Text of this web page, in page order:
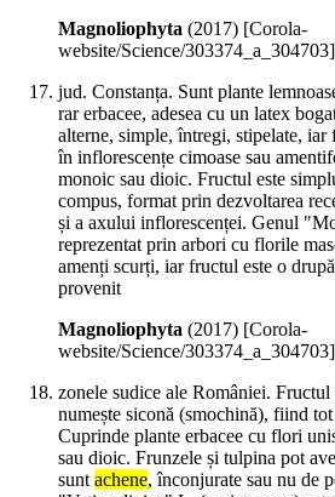
Magnoliophyta (2017) [Corola-
website/Science/303374_a_304703]
jud. Constanța. Sunt plante
rar erbacee, adesea cu un latex
alterne, simple, întregi, stipelate,
în inflorescențe cimoase sau
monoic sau dioic. Fructul este
compus, format prin dezvoltarea
și a axului inflorescenței. Genul
reprezentat prin arbori cu florile
amenți scurți, iar fructul este o
provenit
Magnoliophyta (2017) [Corola-
website/Science/303374_a_304703]
zonele sudice ale României.
numește siconă (smochină), fiind
Cuprinde plante erbacee cu flori
sau dioic. Frunzele și tulpina pot
suntachene, înconjurate sau nu de